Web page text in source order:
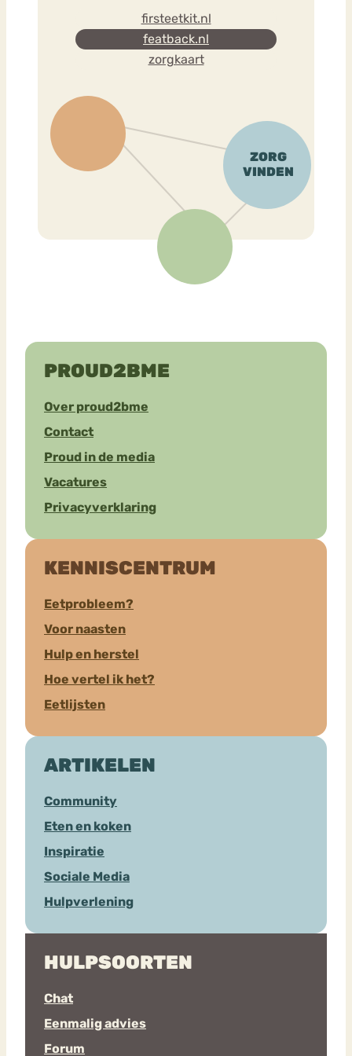
firsteetkit.nl
featback.nl
zorgkaart
PROUD2BME
Over proud2bme
Contact
Proud in de media
Vacatures
Privacyverklaring
KENNISCENTRUM
Eetprobleem?
Voor naasten
Hulp en herstel
Hoe vertel ik het?
Eetlijsten
ARTIKELEN
Community
Eten en koken
Inspiratie
Sociale Media
Hulpverlening
HULPSOORTEN
Chat
Eenmalig advies
Forum